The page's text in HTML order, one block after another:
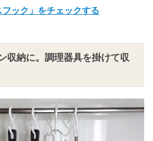
ック」をチェックする
収納に。調理器具を掛けて収